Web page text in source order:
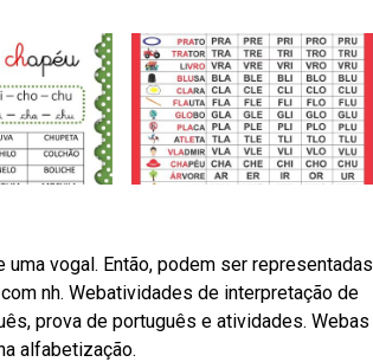
vogal. Então, podem ser representadas
nh. Webatividades de interpretação de
prova de português e atividades. Webas
alfabetização.